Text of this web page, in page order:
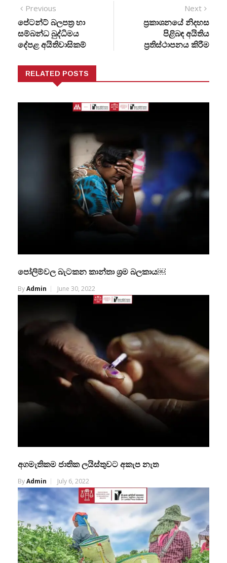
Previous
පේටන්ට් බලපත්‍ර හා
සම්බන්ධ බුද්ධිමය
දේපළ අයිතිවාසිකම්
Next
ප්‍රකාශනයේ නිදහස
පිළිබඳ අයිතිය
ප්‍රතිස්ථාපනය කිරීම
RELATED POSTS
පෝලිම්වල බැටකන කාන්තා ශ්‍රම බලකාය￼
ByAdmin June 30, 2022
අගමැතිකම ජාතික ලයිස්තුවට අකැප නැත
ByAdmin July 6, 2022